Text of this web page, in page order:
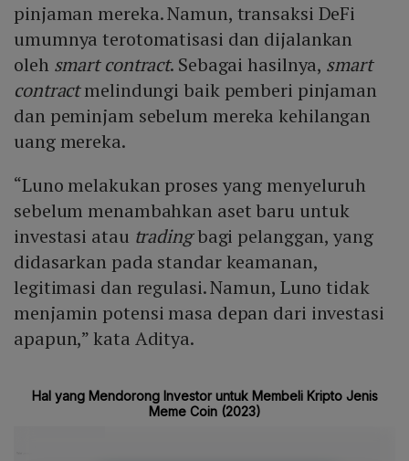
pinjaman mereka. Namun, transaksi DeFi
umumnya terotomatisasi dan dijalankan
oleh smart contract. Sebagai hasilnya, smart
contractmelindungi baik pemberi pinjaman
dan peminjam sebelum mereka kehilangan
uang mereka.
“Luno melakukan proses yang menyeluruh
sebelum menambahkan aset baru untuk
investasi atau tradingbagi pelanggan, yang
didasarkan pada standar keamanan,
legitimasi dan regulasi. Namun, Luno tidak
menjamin potensi masa depan dari investasi
apapun,” kata Aditya.